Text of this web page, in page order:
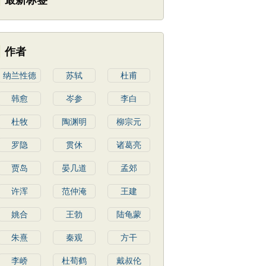
作者
纳兰性德 苏轼 杜甫
韩愈 岑参 李白
杜牧 陶渊明 柳宗元
罗隐 贯休 诸葛亮
贾岛 晏几道 孟郊
许浑 范仲淹 王建
姚合 王勃 陆龟蒙
朱熹 秦观 方干
李峤 杜荀鹤 戴叔伦